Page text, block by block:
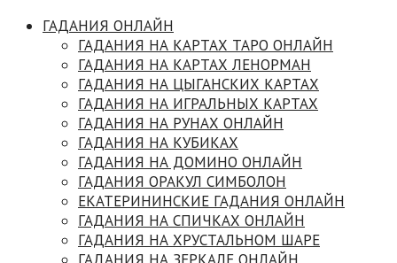
ГАДАНИЯ ОНЛАЙН
ГАДАНИЯ НА КАРТАХ ТАРО ОНЛАЙН
ГАДАНИЯ НА КАРТАХ ЛЕНОРМАН
ГАДАНИЯ НА ЦЫГАНСКИХ КАРТАХ
ГАДАНИЯ НА ИГРАЛЬНЫХ КАРТАХ
ГАДАНИЯ НА РУНАХ ОНЛАЙН
ГАДАНИЯ НА КУБИКАХ
ГАДАНИЯ НА ДОМИНО ОНЛАЙН
ГАДАНИЯ ОРАКУЛ СИМБОЛОН
ЕКАТЕРИНИНСКИЕ ГАДАНИЯ ОНЛАЙН
ГАДАНИЯ НА СПИЧКАХ ОНЛАЙН
ГАДАНИЯ НА ХРУСТАЛЬНОМ ШАРЕ